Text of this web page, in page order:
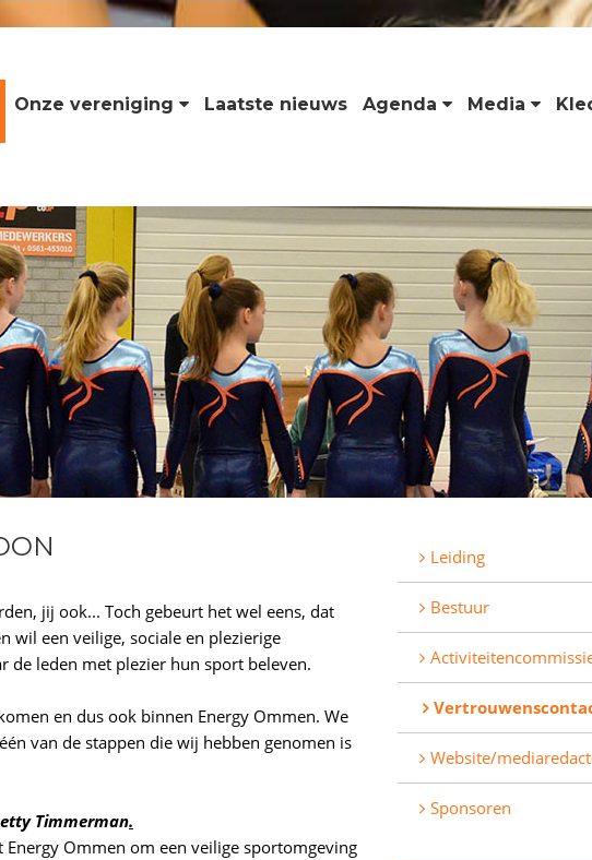
Onze vereniging Laatste nieuws Agenda Media
jij ook... Toch gebeurt het wel eens, dat
wil een veilige, sociale en plezierige
de leden met plezier hun sport beleven.
en dus ook binnen Energy Ommen. We
van de stappen die wij hebben genomen is
Timmerman.
Ommen om een veilige sportomgeving
Leiding
Bestuur
Website/
Sponsoren